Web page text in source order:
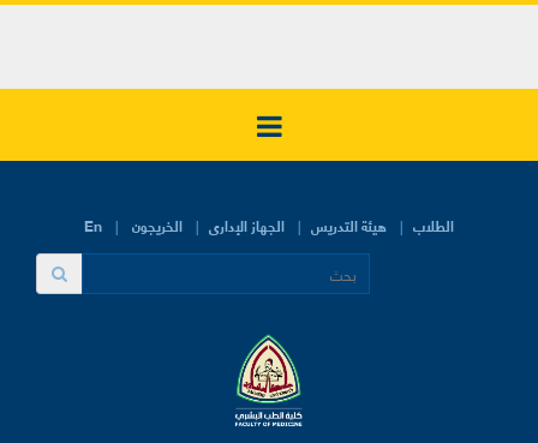
En الطلاب هيئة التدريس الجهاز الإدارى الخريجون